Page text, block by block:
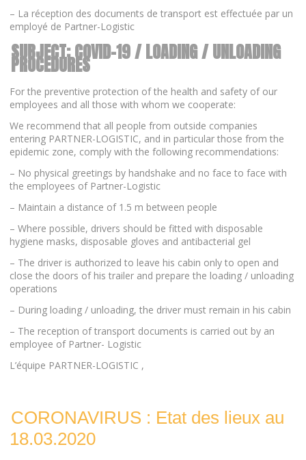
– La réception des documents de transport est effectuée par un
employé de Partner-Logistic
SUBJECT: COVID-19 / LOADING / UNLOADING
PROCEDURES
For the preventive protection of the health and safety of our
employees and all those with whom we cooperate:
We recommend that all people from outside companies
entering PARTNER-LOGISTIC, and in particular those from the
epidemic zone, comply with the following recommendations:
– No physical greetings by handshake and no face to face with
the employees of Partner-Logistic
– Maintain a distance of 1.5 m between people
– Where possible, drivers should be fitted with disposable
hygiene masks, disposable gloves and antibacterial gel
– The driver is authorized to leave his cabin only to open and
close the doors of his trailer and prepare the loading / unloading
operations
– During loading / unloading, the driver must remain in his cabin
– The reception of transport documents is carried out by an
employee of Partner- Logistic
L’équipe PARTNER-LOGISTIC ,
CORONAVIRUS : Etat des lieux au
18.03.2020